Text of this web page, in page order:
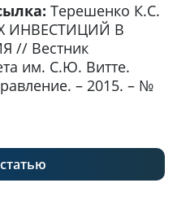
Терешенко К.С.
ИНВЕСТИЦИЙ В
// Вестник
им. С.Ю. Витте.
– 2015. – №